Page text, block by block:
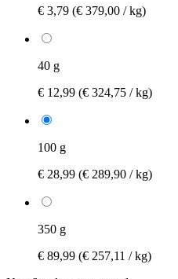
€ 3,79 (€ 379,00 / kg)
40 g
€ 12,99 (€ 324,75 / kg)
100 g
€ 28,99 (€ 289,90 / kg)
350 g
€ 89,99 (€ 257,11 / kg)